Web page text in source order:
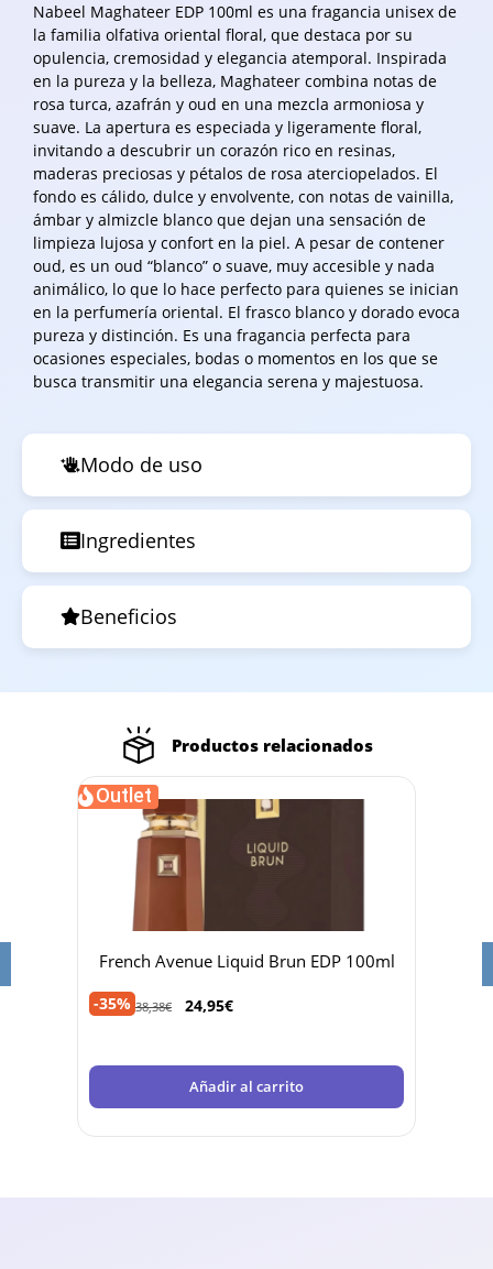
Modo de uso
Ingredientes
Beneficios
Nabeel Maghateer EDP 100ml es una fragancia unisex de
la familia olfativa oriental floral, que destaca por su
opulencia, cremosidad y elegancia atemporal. Inspirada
en la pureza y la belleza, Maghateer combina notas de
rosa turca, azafrán y oud en una mezcla armoniosa y
suave. La apertura es especiada y ligeramente floral,
invitando a descubrir un corazón rico en resinas,
maderas preciosas y pétalos de rosa aterciopelados. El
fondo es cálido, dulce y envolvente, con notas de vainilla,
ámbar y almizcle blanco que dejan una sensación de
limpieza lujosa y confort en la piel. A pesar de contener
oud, es un oud “blanco” o suave, muy accesible y nada
animálico, lo que lo hace perfecto para quienes se inician
en la perfumería oriental. El frasco blanco y dorado evoca
pureza y distinción. Es una fragancia perfecta para
ocasiones especiales, bodas o momentos en los que se
busca transmitir una elegancia serena y majestuosa.
Productos relacionados
Outlet
French Avenue Liquid Brun EDP 100ml
-35% 38,38€ 24,95€
Añadir al carrito